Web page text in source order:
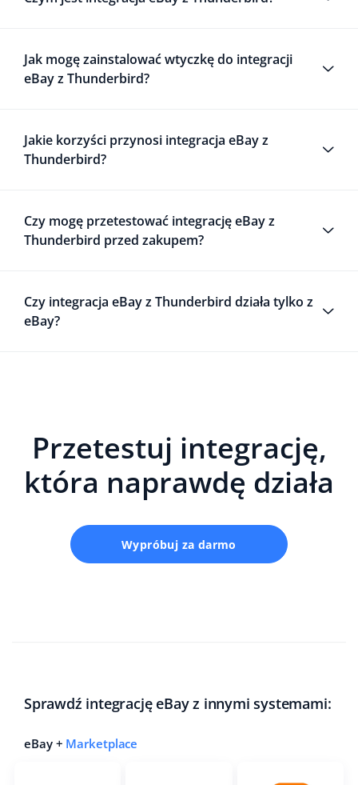
Jak mogę zainstalować wtyczkę do integracji
eBay z Thunderbird?
Jakie korzyści przynosi integracja eBay z
Thunderbird?
Czy mogę przetestować integrację eBay z
Thunderbird przed zakupem?
Czy integracja eBay z Thunderbird działa tylko z
eBay?
Przetestuj integrację,
która naprawdę działa
Wypróbuj za darmo
Sprawdź integrację eBay z innymi systemami:
eBay + Marketplace